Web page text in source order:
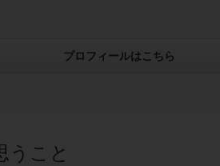
プロフィールはこちら
うこと